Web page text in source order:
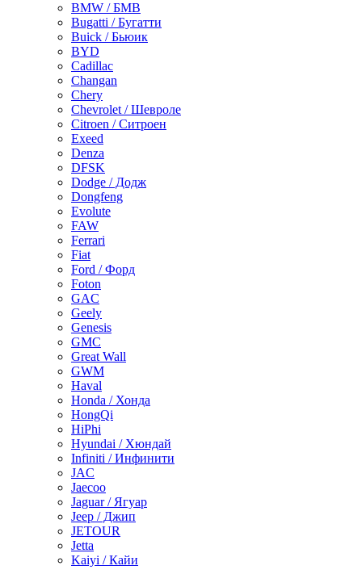
BMW / БМВ
Bugatti / Бугатти
Buick / Бьюик
BYD
Cadillac
Changan
Chery
Chevrolet / Шевроле
Citroen / Ситроен
Exeed
Denza
DFSK
Dodge / Додж
Dongfeng
Evolute
FAW
Ferrari
Fiat
Ford / Форд
Foton
GAC
Geely
Genesis
GMC
Great Wall
GWM
Haval
Honda / Хонда
HongQi
HiPhi
Hyundai / Хюндай
Infiniti / Инфинити
JAC
Jaecoo
Jaguar / Ягуар
Jeep / Джип
JETOUR
Jetta
Kaiyi / Кайи